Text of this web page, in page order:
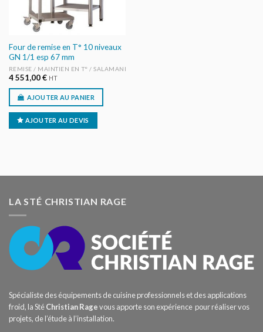
Four de remise en T° 10 niveaux
GN 1/1 esp 67 mm
REMISE / MAINTIEN EN T° / SALAMANDRES
4 551,00€ HT
AJOUTER AU PANIER
AJOUTER AU DEVIS
LA STÉ CHRISTIAN RAGE
Spécialiste des équipements de cuisine professionnels et des applications
froid, la StéChristian Ragevous apporte son expérience pour réaliser vos
projets, de l’étude à l’installation.